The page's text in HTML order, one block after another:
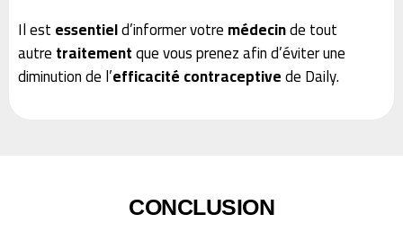
Il estessentield’informer votremédecinde tout
autretraitementque vous prenez afin d’éviter une
diminution de l’efficacité contraceptivede Daily.
CONCLUSION